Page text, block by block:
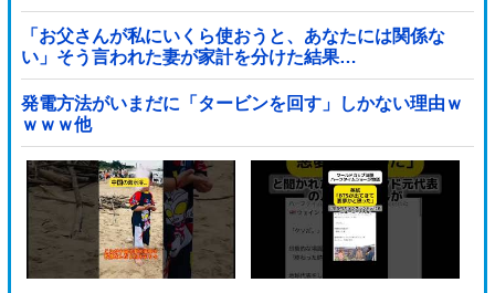
「お父さんが私にいくら使おうと、あなたには関係な
い」そう言われた妻が家計を分けた結果…
発電方法がいまだに「タービンを回す」しかない理由ｗ
ｗｗｗ他